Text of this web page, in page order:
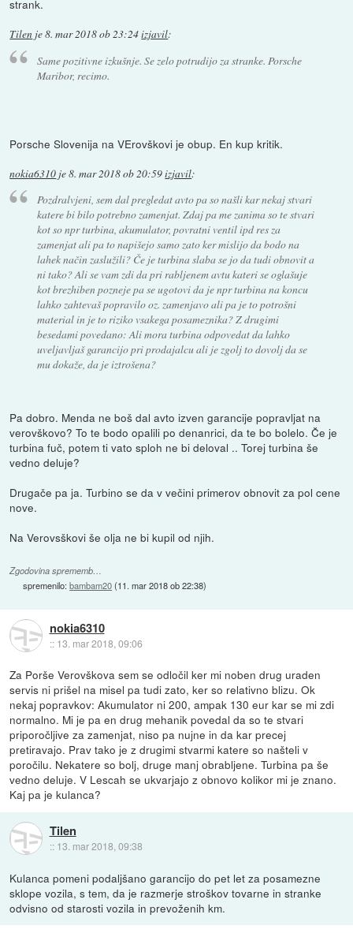
strank.
Tilen je8. mar 2018 ob 23:24izjavil:
Same pozitivne izkušnje. Se zelo potrudijo za stranke. Porsche
Maribor, recimo.
Porsche Slovenija na VErovškovi je obup. En kup kritik.
nokia6310 je8. mar 2018 ob 20:59izjavil:
Pozdralvjeni, sem dal pregledat avto pa so našli kar nekaj stvari
katere bi bilo potrebno zamenjat. Zdaj pa me zanima so te stvari
kot so npr turbina, akumulator, povratni ventil ipd res za
zamenjat ali pa to napišejo samo zato ker mislijo da bodo na
lahek način zaslužili? Če je turbina slaba se jo da tudi obnovit a
ni tako? Ali se vam zdi da pri rabljenem avtu kateri se oglašuje
kot brezhiben pozneje pa se ugotovi da je npr turbina na koncu
lahko zahtevaš popravilo oz. zamenjavo ali pa je to potrošni
material in je to riziko vsakega posameznika? Z drugimi
besedami povedano: Ali mora turbina odpovedat da lahko
uveljavljaš garancijo pri prodajalcu ali je zgolj to dovolj da se
mu dokaže, da je iztrošena?
Pa dobro. Menda ne boš dal avto izven garancije popravljat na
verovškovo? To te bodo opalili po denanrici, da te bo bolelo. Če je
turbina fuč, potem ti vato sploh ne bi deloval .. Torej turbina še
vedno deluje?
Drugače pa ja. Turbino se da v večini primerov obnovit za pol cene
nove.
Na Verovsškovi še olja ne bi kupil od njih.
Zgodovina sprememb…
spremenilo:bambam20(11. mar 2018 ob 22:38)
nokia6310
:: 13. mar 2018, 09:06
Za Porše Verovškova sem se odločil ker mi noben drug uraden
servis ni prišel na misel pa tudi zato, ker so relativno blizu. Ok
nekaj popravkov: Akumulator ni 200, ampak 130 eur kar se mi zdi
normalno. Mi je pa en drug mehanik povedal da so te stvari
priporočljive za zamenjat, niso pa nujne in da kar precej
pretiravajo. Prav tako je z drugimi stvarmi katere so našteli v
poročilu. Nekatere so bolj, druge manj obrabljene. Turbina pa še
vedno deluje. V Lescah se ukvarjajo z obnovo kolikor mi je znano.
Kaj pa je kulanca?
Tilen
:: 13. mar 2018, 09:38
Kulanca pomeni podaljšano garancijo do pet let za posamezne
sklope vozila, s tem, da je razmerje stroškov tovarne in stranke
odvisno od starosti vozila in prevoženih km.